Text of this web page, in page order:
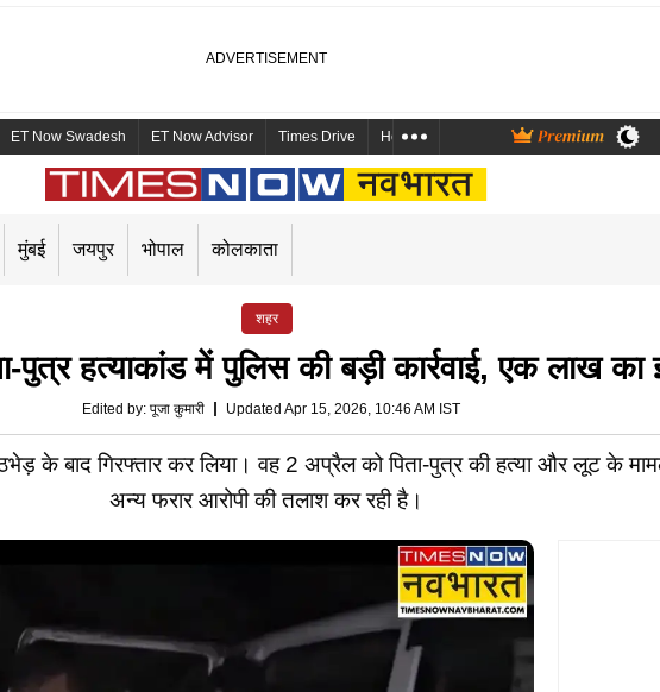
ET Now Swadesh ET Now Advisor Times Drive Health and Me Marathi Bengali
मुंबई जयपुर भोपाल कोलकाता
शहर
हत्याकांड में पुलिस की बड़ी कार्रवाई, एक लाख का
Edited by: पूजा कुमारी Updated Apr 15, 2026, 10:46 AM IST
के बाद गिरफ्तार कर लिया। वह 2 अप्रैल को पिता-पुत्र की हत्या और लूट के
अन्य फरार आरोपी की तलाश कर रही है।